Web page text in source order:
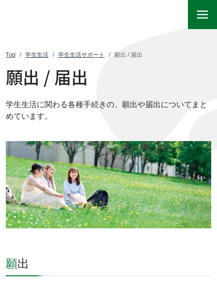
Top 学生生活 学生生活サポート 願出 / 届出
願出 / 届出
学生生活に関わる各種手続きの、願出や届出についてまと
めています。
願出